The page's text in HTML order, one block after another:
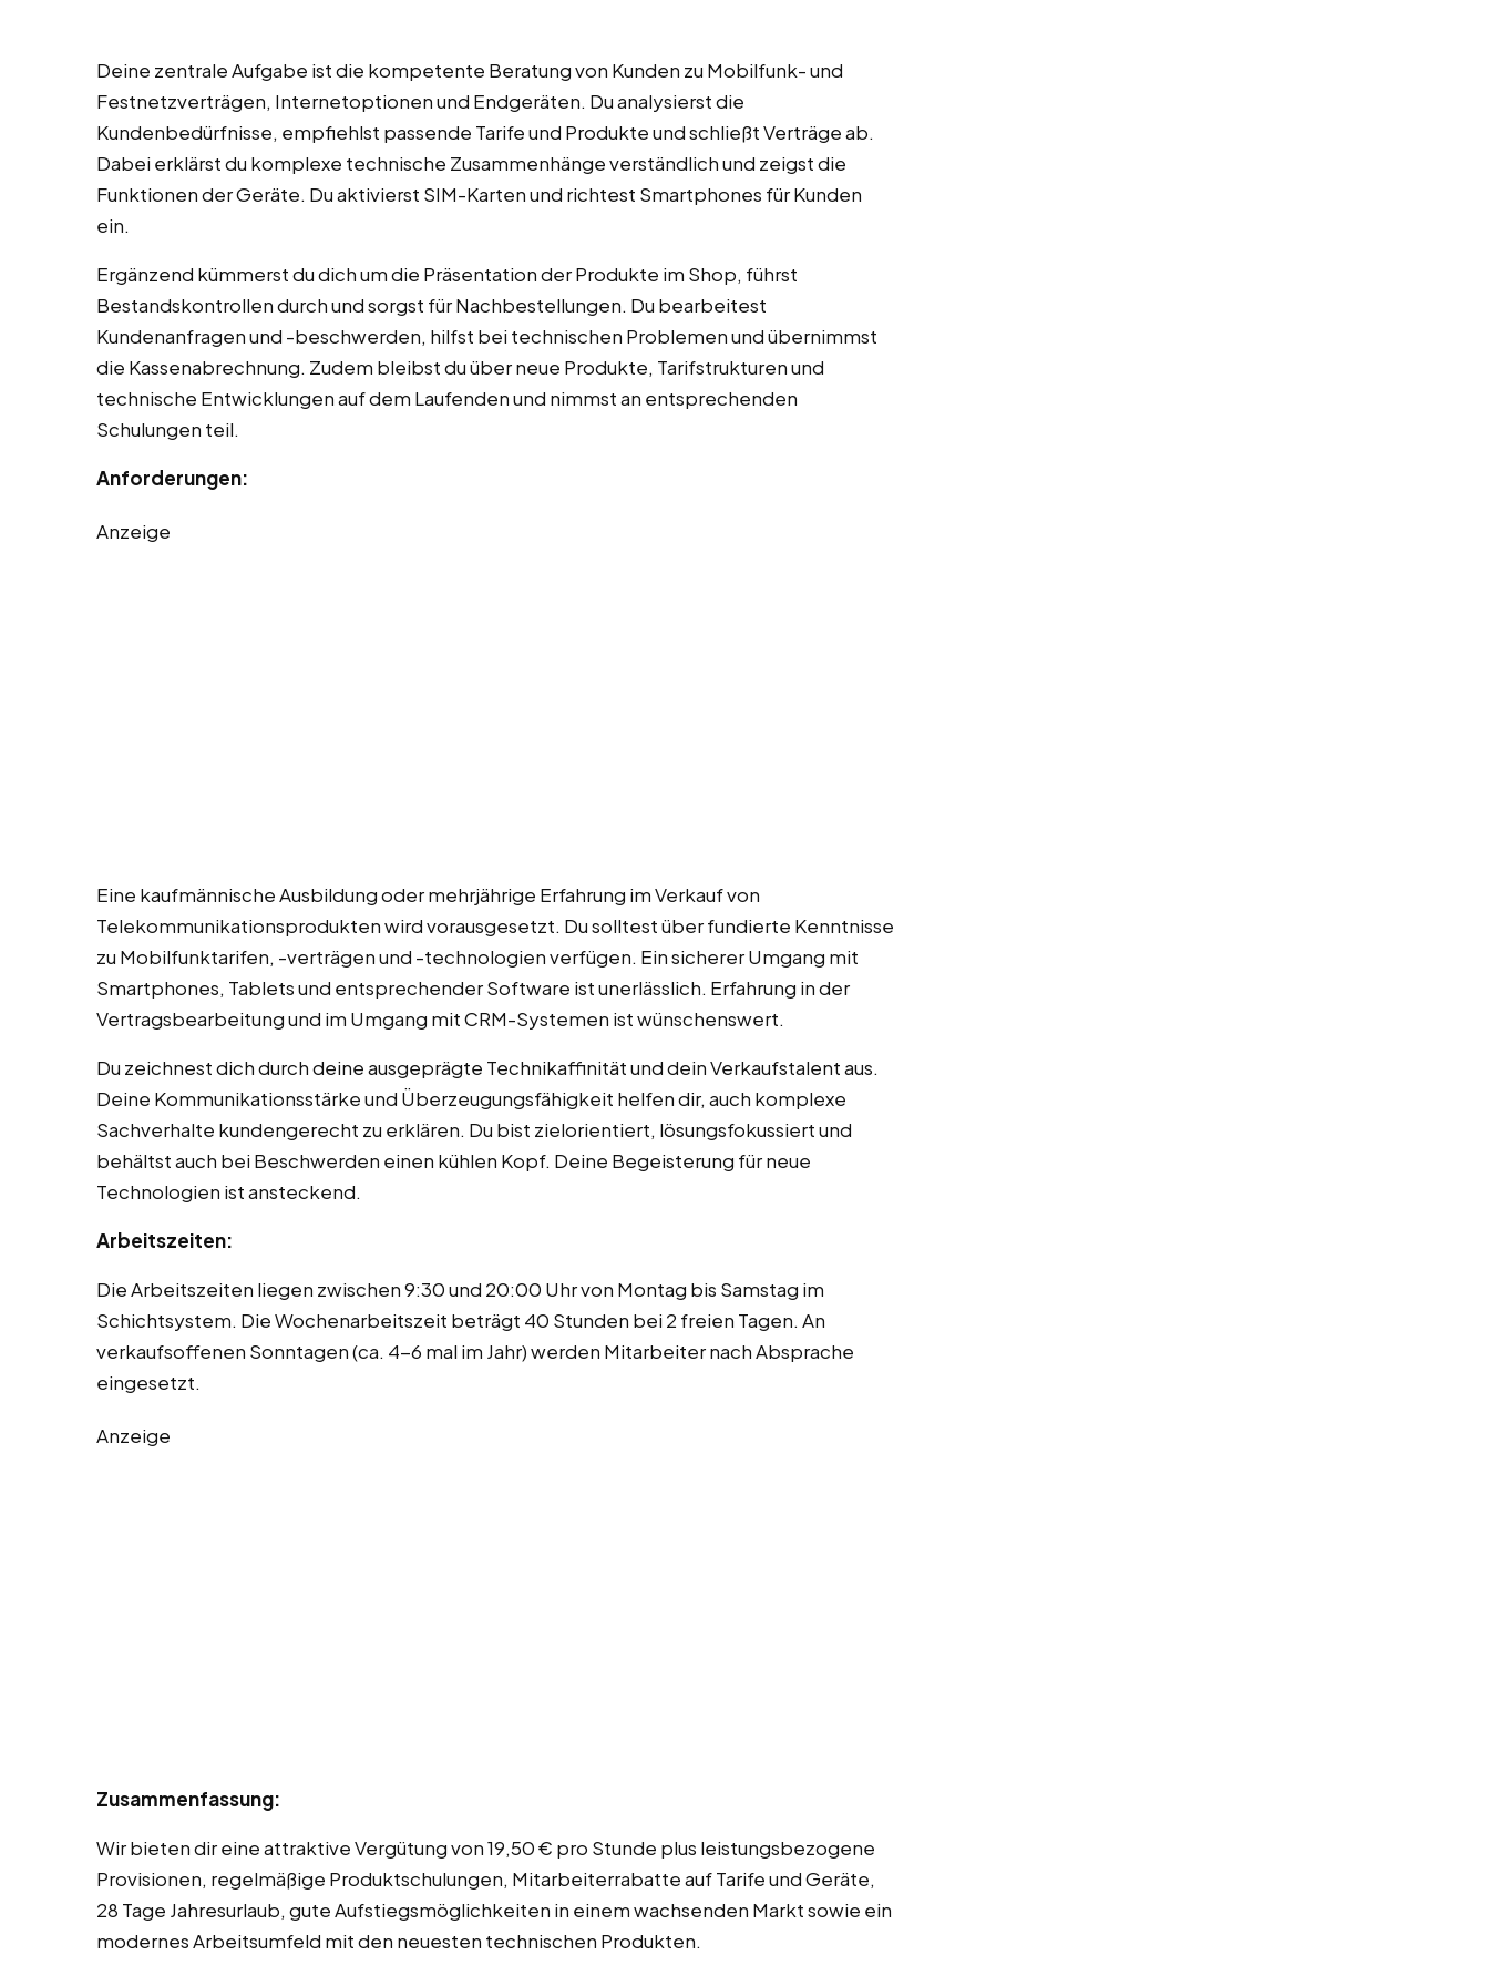
Deine zentrale Aufgabe ist die kompetente Beratung von Kunden zu Mobilfunk- und
Festnetzverträgen, Internetoptionen und Endgeräten. Du analysierst die
Kundenbedürfnisse, empfiehlst passende Tarife und Produkte und schließt Verträge ab.
Dabei erklärst du komplexe technische Zusammenhänge verständlich und zeigst die
Funktionen der Geräte. Du aktivierst SIM-Karten und richtest Smartphones für Kunden
ein.
Ergänzend kümmerst du dich um die Präsentation der Produkte im Shop, führst
Bestandskontrollen durch und sorgst für Nachbestellungen. Du bearbeitest
Kundenanfragen und -beschwerden, hilfst bei technischen Problemen und übernimmst
die Kassenabrechnung. Zudem bleibst du über neue Produkte, Tarifstrukturen und
technische Entwicklungen auf dem Laufenden und nimmst an entsprechenden
Schulungen teil.
Anforderungen:
Anzeige
Eine kaufmännische Ausbildung oder mehrjährige Erfahrung im Verkauf von
Telekommunikationsprodukten wird vorausgesetzt. Du solltest über fundierte Kenntnisse
zu Mobilfunktarifen, -verträgen und -technologien verfügen. Ein sicherer Umgang mit
Smartphones, Tablets und entsprechender Software ist unerlässlich. Erfahrung in der
Vertragsbearbeitung und im Umgang mit CRM-Systemen ist wünschenswert.
Du zeichnest dich durch deine ausgeprägte Technikaffinität und dein Verkaufstalent aus.
Deine Kommunikationsstärke und Überzeugungsfähigkeit helfen dir, auch komplexe
Sachverhalte kundengerecht zu erklären. Du bist zielorientiert, lösungsfokussiert und
behältst auch bei Beschwerden einen kühlen Kopf. Deine Begeisterung für neue
Technologien ist ansteckend.
Arbeitszeiten:
Die Arbeitszeiten liegen zwischen 9:30 und 20:00 Uhr von Montag bis Samstag im
Schichtsystem. Die Wochenarbeitszeit beträgt 40 Stunden bei 2 freien Tagen. An
verkaufsoffenen Sonntagen (ca. 4-6 mal im Jahr) werden Mitarbeiter nach Absprache
eingesetzt.
Anzeige
Zusammenfassung:
Wir bieten dir eine attraktive Vergütung von 19,50 € pro Stunde plus leistungsbezogene
Provisionen, regelmäßige Produktschulungen, Mitarbeiterrabatte auf Tarife und Geräte,
28 Tage Jahresurlaub, gute Aufstiegsmöglichkeiten in einem wachsenden Markt sowie ein
modernes Arbeitsumfeld mit den neuesten technischen Produkten.